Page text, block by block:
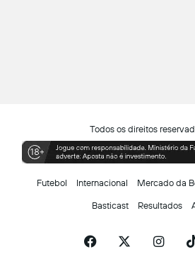
Todos os direitos
Futebol Internacional Mercado da
Basticast Resultados
Facebook